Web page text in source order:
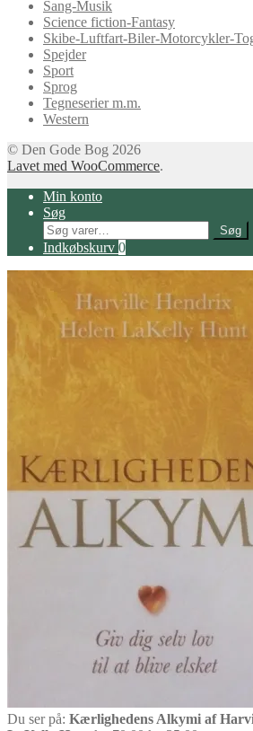
Sang-Musik
Science fiction-Fantasy
Skibe-Luftfart-Biler-Motorcykler-
Spejder
Sport
Sprog
Tegneserier m.m.
Western
© Den Gode Bog 2026
Lavet med WooCommerce.
Min konto
Søg
Søg
efter:
Søg
Indkøbskurv 0
Du ser på: Kærlighedens Alkymi af